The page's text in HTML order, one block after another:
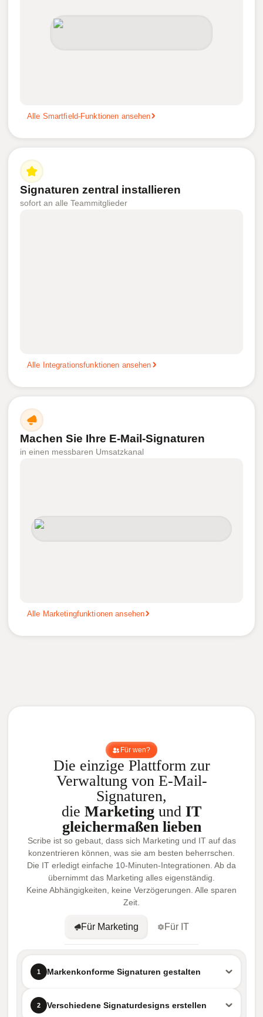
Alle Smartfield-Funktionen ansehen
Signaturen zentral installieren
sofort an alle Teammitglieder
Alle Integrationsfunktionen ansehen
Machen Sie Ihre E-Mail-Signaturen
in einen messbaren Umsatzkanal
Alle Marketingfunktionen ansehen
Für wen?
Die einzige Plattform zur
Verwaltung von E-Mail-
Signaturen,
die Marketing und IT
gleichermaßen lieben
Scribe ist so gebaut, dass sich Marketing und IT auf das
konzentrieren können, was sie am besten beherrschen.
Die IT erledigt einfache 10-Minuten-Integrationen. Ab da
übernimmt das Marketing alles eigenständig.
Keine Abhängigkeiten, keine Verzögerungen. Alle sparen
Zeit.
Für Marketing Für IT
1 Markenkonforme Signaturen gestalten
2 Verschiedene Signaturdesigns erstellen